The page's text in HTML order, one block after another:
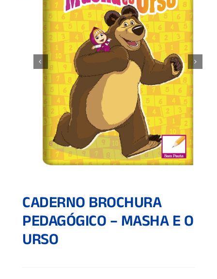
CADERNO BROCHURA
PEDAGÓGICO – MASHA E O
URSO